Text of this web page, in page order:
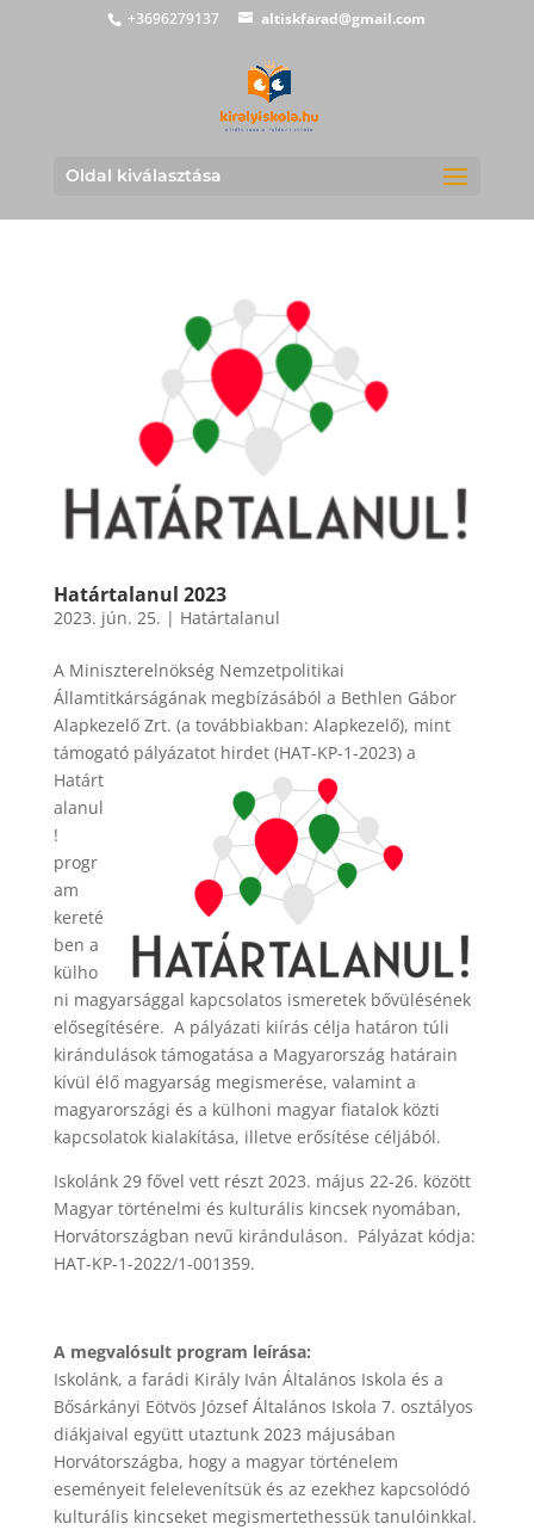
+3696279137 altiskfarad@gmail.com
Oldal kiválasztása
Határtalanul 2023
2023. jún. 25. | Határtalanul
A Miniszterelnökség Nemzetpolitikai
Államtitkárságának megbízásából a Bethlen Gábor
Alapkezelő Zrt. (a továbbiakban: Alapkezelő), mint
támogatópályázatot hirdet (HAT-KP-1-2023) a
Határt
alanul
!
progr
am
kereté
ben a
külho
ni magyarsággal kapcsolatos ismeretek bővülésének
elősegítésére. A pályázati kiírás célja határon túli
kirándulások támogatása a Magyarország határain
kívül élő magyarság megismerése, valamint a
magyarországi és a külhoni magyar fiatalok közti
kapcsolatok kialakítása, illetve erősítése céljából.
Iskolánk 29 fővel vett részt 2023. május 22-26. között
Magyar történelmi és kulturális kincsek nyomában,
Horvátországban nevű kiránduláson. Pályázat kódja:
HAT-KP-1-2022/1-001359.
A megvalósult program leírása:
Iskolánk, a farádi Király Iván Általános Iskola és a
Bősárkányi Eötvös József Általános Iskola 7. osztályos
diákjaival együtt utaztunk 2023 májusában
Horvátországba, hogy a magyar történelem
eseményeit felelevenítsük és az ezekhez kapcsolódó
kulturális kincseket megismertethessük tanulóinkkal.